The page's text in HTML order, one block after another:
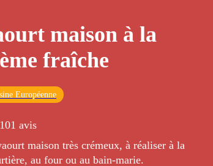
maison à la
fraîche
Européenne
avis
maison très crémeux, à réaliser à la
au four ou au bain-marie.